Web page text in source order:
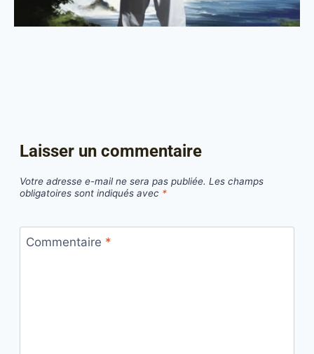
Laisser un commentaire
Votre adresse e-mail ne sera pas publiée. Les champs
obligatoires sont indiqués avec *
Commentaire *